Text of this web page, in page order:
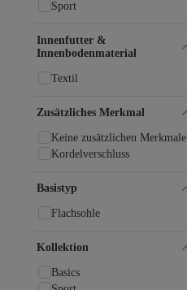
Sport
Innenfutter &
Innenbodenmaterial
Textil
Zusätzliches Merkmal
Keine zusätzlichen Merkmale
Kordelverschluss
Basistyp
Flachsohle
Kollektion
Basics